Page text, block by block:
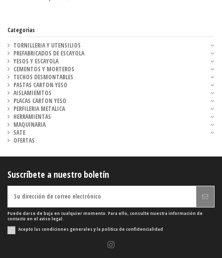
Categorias
TORNILLERIA Y UTENSILIOS
PREFABRICADOS DE ESCAYOLA
YESOS Y ESCAYOLA
CEMENTOS Y MORTEROS
TECHOS DESMONTABLES
PASTAS CARTON YESO
AISLAMIEMTOS
PLACAS CARTON YESO
PERFILERIA METALICA
HERRAMIENTAS
MAQUINARIA
SATE
OFERTAS
Suscríbete a nuestro boletín
Puede darse de baja en cualquier momento. Para ello, consulte nuestra información de
contacto en el aviso legal.
Acepto las condiciones generales y la política de confidencialidad